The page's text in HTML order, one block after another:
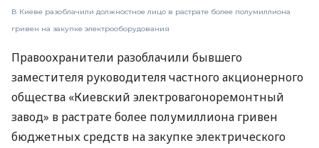
В Киеве разоблачили должностное лицо в растрате более полумиллиона
гривен на закупке электрооборудования
Правоохранители разоблачили бывшего
заместителя руководителя частного акционерного
общества «Киевский электровагоноремонтный
завод» в растрате более полумиллиона гривен
бюджетных средств на закупке электрического